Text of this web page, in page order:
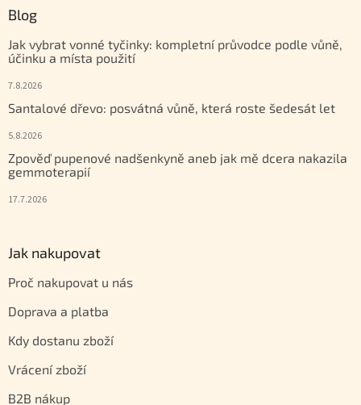
Blog
Jak vybrat vonné tyčinky: kompletní průvodce podle vůně,
účinku a místa použití
7.8.2026
Santalové dřevo: posvátná vůně, která roste šedesát let
5.8.2026
Zpověď pupenové nadšenkyně aneb jak mě dcera nakazila
gemmoterapií
17.7.2026
Jak nakupovat
Proč nakupovat u nás
Doprava a platba
Kdy dostanu zboží
Vrácení zboží
B2B nákup